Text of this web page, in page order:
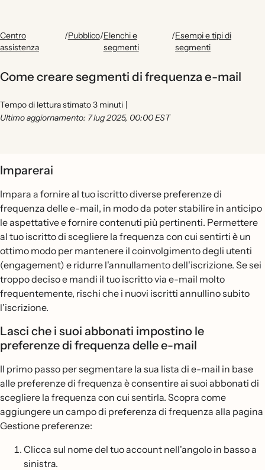
Centro
assistenza
/Pubblico/Elenchi e
segmenti
/Esempi e tipi di
segmenti
Come creare segmenti di frequenza e-mail
Tempo di lettura stimato 3 minuti |
Ultimo aggiornamento: 7 lug 2025, 00:00 EST
Imparerai
Impara a fornire al tuo iscritto diverse preferenze di
frequenza delle e-mail, in modo da poter stabilire in anticipo
le aspettative e fornire contenuti più pertinenti. Permettere
al tuo iscritto di scegliere la frequenza con cui sentirti è un
ottimo modo per mantenere il coinvolgimento degli utenti
(engagement) e ridurre l'annullamento dell'iscrizione. Se sei
troppo deciso e mandi il tuo iscritto via e-mail molto
frequentemente, rischi che i nuovi iscritti annullino subito
l'iscrizione.
Lasci che i suoi abbonati impostino le
preferenze di frequenza delle e-mail
Il primo passo per segmentare la sua lista di e-mail in base
alle preferenze di frequenza è consentire ai suoi abbonati di
scegliere la frequenza con cui sentirla. Scopra come
aggiungere un campo di preferenza di frequenza alla pagina
Gestione preferenze:
Clicca sul nome del tuo account nell'angolo in basso a
sinistra.